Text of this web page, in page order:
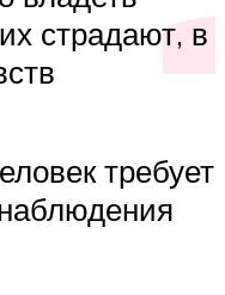
страдают, в
требует